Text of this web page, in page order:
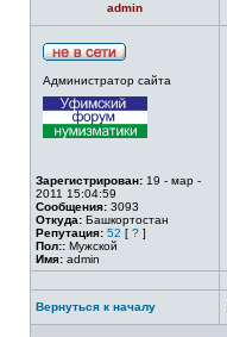
admin
Администратор сайта
Зарегистрирован: 19 - мар -
2011 15:04:59
Сообщения: 3093
Откуда: Башкортостан
Репутация: 52 [ ? ]
Пол:: Мужской
Имя: admin
Вернуться к началу